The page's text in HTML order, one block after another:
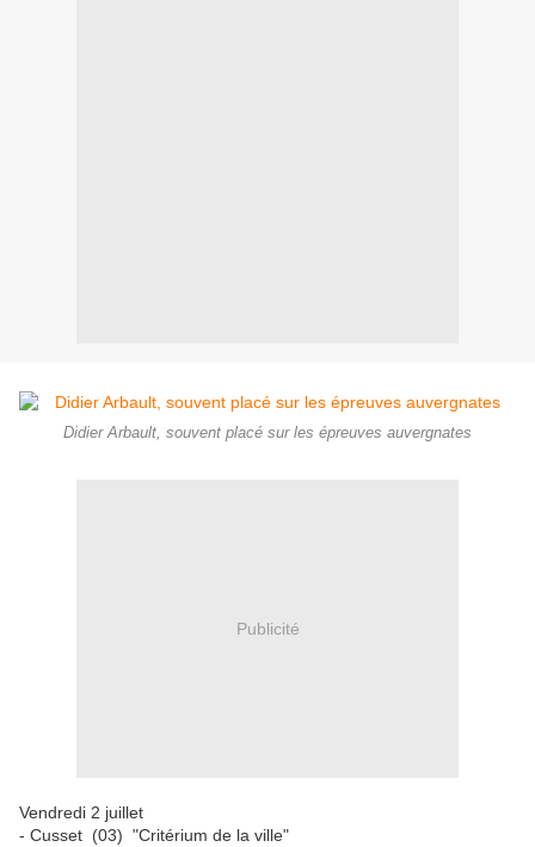
Didier Arbault, souvent placé sur les épreuves auvergnates
Publicité
Vendredi 2 juillet
- Cusset (03) "Critérium de la ville"